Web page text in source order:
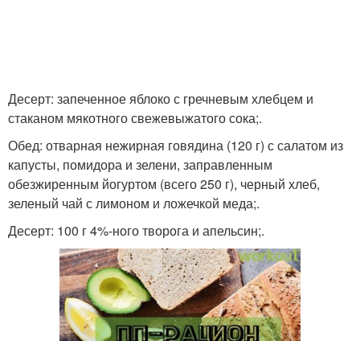
Десерт: запеченное яблоко с гречневым хлебцем и
стаканом мякотного свежевыжатого сока;.
Обед: отварная нежирная говядина (120 г) с салатом из
капусты, помидора и зелени, заправленным
обезжиренным йогуртом (всего 250 г), черный хлеб,
зеленый чай с лимоном и ложечкой меда;.
Десерт: 100 г 4%-ного творога и апельсин;.